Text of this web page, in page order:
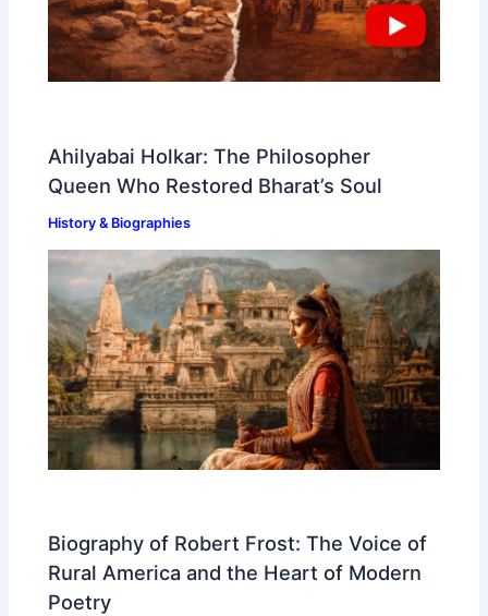
Ahilyabai Holkar: The Philosopher
Queen Who Restored Bharat’s Soul
History & Biographies
Biography of Robert Frost: The Voice of
Rural America and the Heart of Modern
Poetry